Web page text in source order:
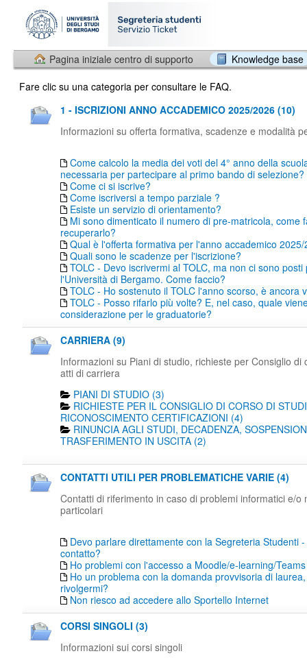
Pagina iniziale centro di supporto
Knowledge base
Fare clic su una categoria per consultare le FAQ.
1 - ISCRIZIONI ANNO ACCADEMICO 2025/2026 (10)
Informazioni su offerta formativa, scadenze e modalità
Come calcolo la media dei voti del 4° anno della
necessaria per partecipare al primo bando di selezione?
Come ci si iscrive?
Come iscriversi a tempo parziale ?
Esiste un servizio di orientamento?
Mi sono dimenticato il numero di pre-matricola, come
recuperarlo?
Qual è l'offerta formativa per l'anno accademico
Quali sono le scadenze per l'iscrizione?
TOLC - Devo iscrivermi al TOLC, ma non ci sono posti
l'Università di Bergamo. Come faccio?
TOLC - Ho sostenuto il TOLC l'anno scorso, è ancora
TOLC - Posso rifarlo più volte? E, nel caso, quale
considerazione per le graduatorie?
CARRIERA (9)
Informazioni su Piani di studio, richieste per Consiglio di
atti di carriera
PIANI DI STUDIO (3)
RICHIESTE PER IL CONSIGLIO DI CORSO DI
RICONOSCIMENTO CERTIFICAZIONI (4)
RINUNCIA AGLI STUDI, DECADENZA,
TRASFERIMENTO IN USCITA (2)
CONTATTI UTILI PER PROBLEMATICHE VARIE (4)
Contatti di riferimento in caso di problemi informatici e/o
particolari
Devo parlare direttamente con la Segreteria Studenti
contatto?
Ho problemi con l'accesso a Moodle/e-learning/Teams
Ho un problema con la domanda provvisoria di
rivolgermi?
Non riesco ad accedere allo Sportello Internet
CORSI SINGOLI (3)
Informazioni sui corsi singoli